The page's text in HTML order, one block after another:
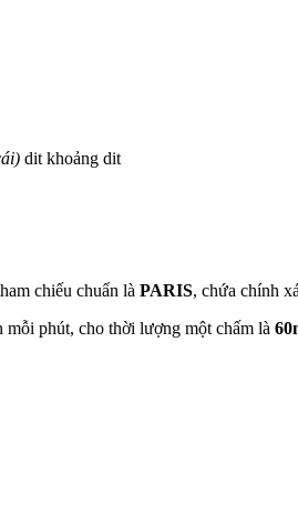
ditkhoảng dit
chiếu chuẩn là PARIS, chứa chính
phút, cho thời lượng một chấm là